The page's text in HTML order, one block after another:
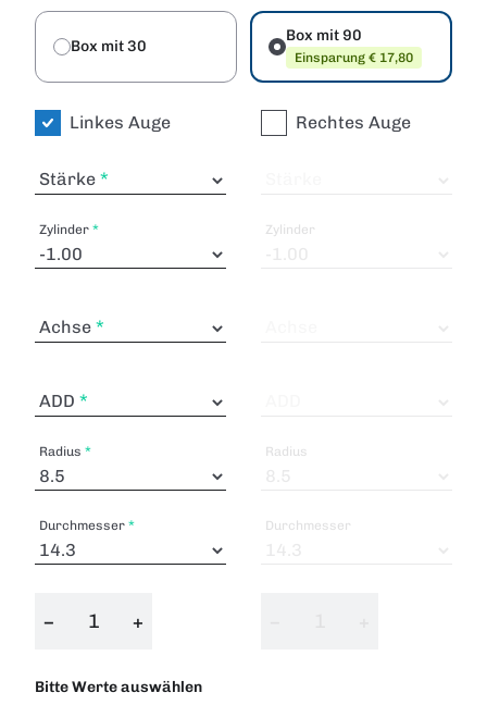
Box mit 30
Box mit 90
Einsparung € 17,80
Linkes Auge
Stärke
Zylinder
Achse
ADD
Radius
Durchmesser
− +
Bitte Werte auswählen
Rechtes Auge
Zylinder
Radius
Durchmesser